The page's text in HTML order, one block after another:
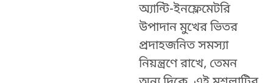
অ্যান্টি-ইনফ্লেমেটরি
উপাদান মুখের ভিতর
প্রদাহজনিত সমস্যা
নিয়ন্ত্রণে রাখে, তেমন